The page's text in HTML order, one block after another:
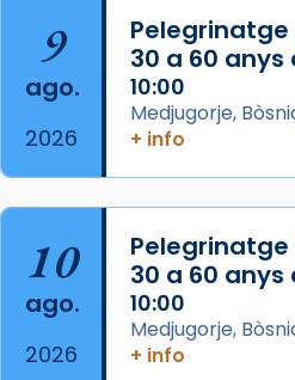
L’arquebisbe de
Josep Omella, ha
concelebrat el bisbe
Mons. David Abadías.
📸 Dr. G. Simón
Foto
Arquebisbat de
2 weeks ago
Memòria de les santes
9
ago.
2026
30 a 60
10:00
Medjugorje,
+ info
10
ago.
2026
30 a 60
10:00
Medjugorje,
+ info